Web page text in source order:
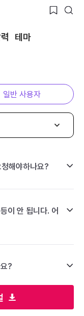
테마
일반 사용자
해야하나요?
이 안 됩니다. 어
?